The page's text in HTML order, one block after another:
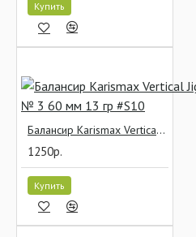
Купить
Балансир Karismax Vertical Jigger № 3 60 мм 13 гр #S10
1250р.
Купить